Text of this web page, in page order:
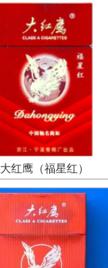
大红鹰（福星红）